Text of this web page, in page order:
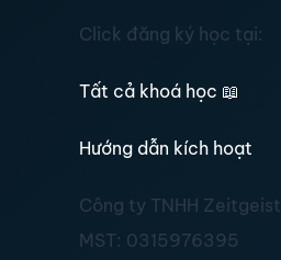
Click đăng ký học tại:
Tất cả khoá học 📖
Hướng dẫn kích hoạt
Công ty TNHH Zeitgeist
MST: 0315976395